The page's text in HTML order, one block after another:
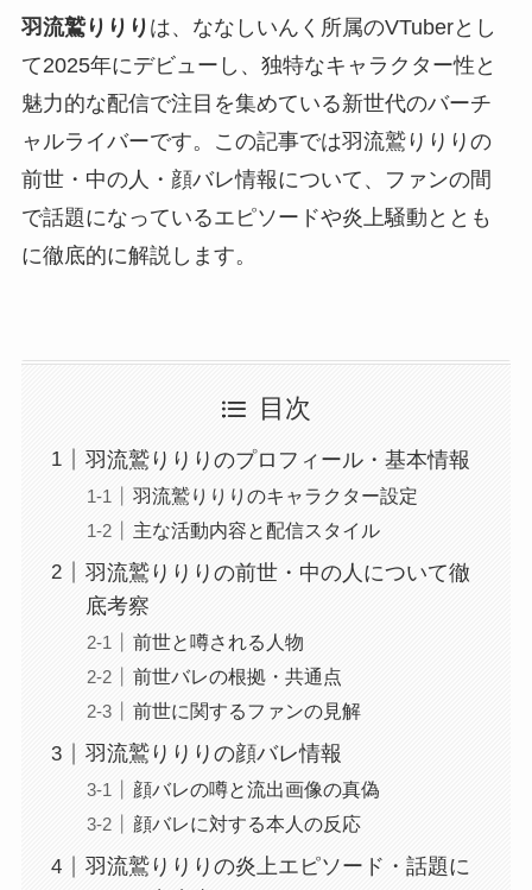
羽流鷲りりり は、ななしいんく所属のVTuberとし
て2025年にデビューし、独特なキャラクター性と
魅力的な配信で注目を集めている新世代のバーチ
ャルライバーです。この記事では羽流鷲りりりの
前世・中の人・顔バレ情報について、ファンの間
で話題になっているエピソードや炎上騒動ととも
に徹底的に解説します。
目次
羽流鷲りりりのプロフィール・基本情報
羽流鷲りりりのキャラクター設定
主な活動内容と配信スタイル
羽流鷲りりりの前世・中の人について徹
底考察
前世と噂される人物
前世バレの根拠・共通点
前世に関するファンの見解
羽流鷲りりりの顔バレ情報
顔バレの噂と流出画像の真偽
顔バレに対する本人の反応
羽流鷲りりりの炎上エピソード・話題に